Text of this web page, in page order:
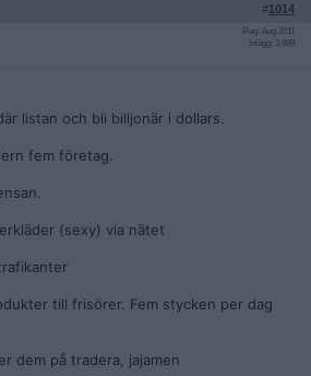
#1014
Reg: Aug 2011
Inlägg: 3 889
listan och bli billjonär i dollars.
fem företag.
(sexy) via nätet
till frisörer. Fem stycken per dag
dem på tradera, jajamen